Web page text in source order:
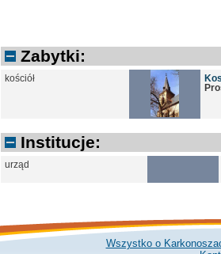
Zabytki:
kościół
Institucje:
urząd
Wszystko o